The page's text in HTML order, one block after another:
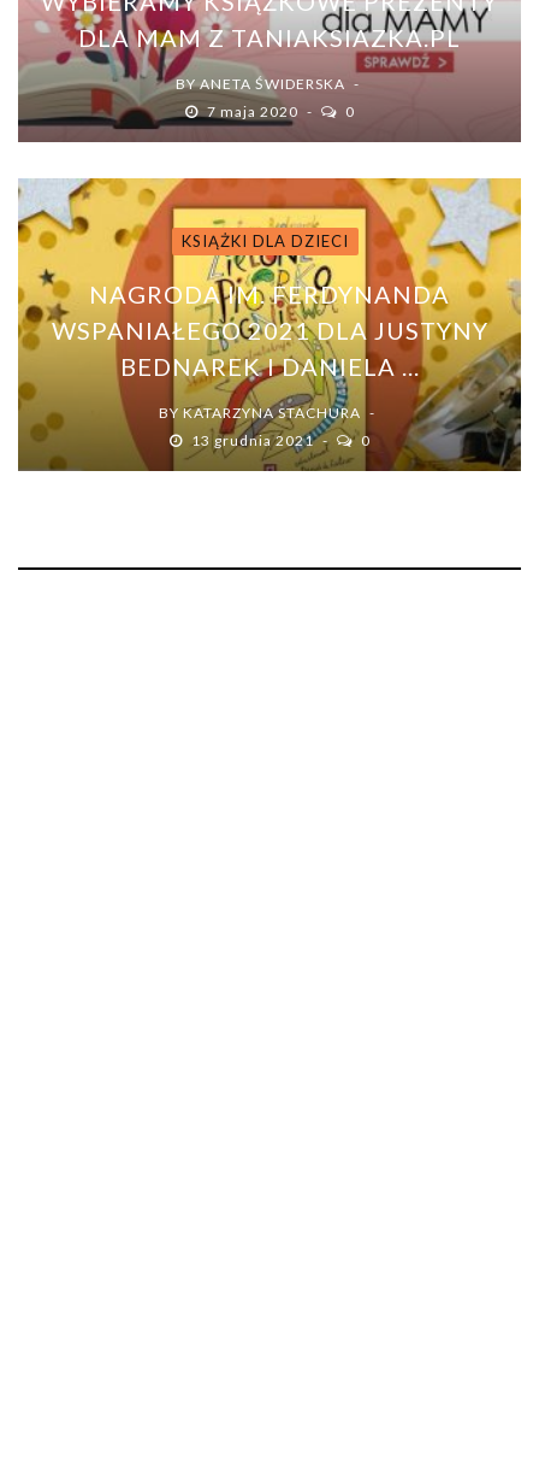
DLA MAM Z TANIAKSIAZKA.PL
BYANETA ŚWIDERSKA
7 maja 2020
0
KSIĄŻKI DLA DZIECI
NAGRODA IM. FERDYNANDA
WSPANIAŁEGO 2021 DLA JUSTYNY
BEDNAREK I DANIELA ...
BY KATARZYNA STACHURA
13 grudnia 2021
0